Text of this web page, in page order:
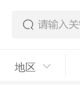
地区